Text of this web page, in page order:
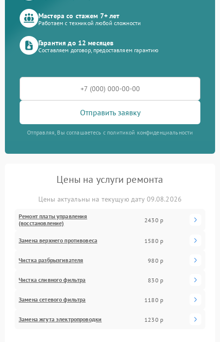
Мастера со стажем 7+ лет
Работаем с техникой любой сложности
Гарантия до 12 месяцев
Составляем договор, предоставляем гарантию
Отправить заявку
Отправляя, Вы соглашаетесь с политикой конфиденциальности
Цены на услуги ремонта
Цены актуальны на текущую дату 09.08.2026
Ремонт платы управления
(восстановление)
2430 р
Замена верхнего противовеса 1580 р
Чистка разбрызгивателя 980 р
Чистка сливного фильтра 830 р
Замена сетевого фильтра 1180 р
Замена жгута электропроводки 1230 р